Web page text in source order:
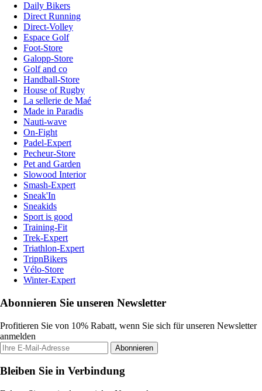
Daily Bikers
Direct Running
Direct-Volley
Espace Golf
Foot-Store
Galopp-Store
Golf and co
Handball-Store
House of Rugby
La sellerie de Maé
Made in Paradis
Nauti-wave
On-Fight
Padel-Expert
Pecheur-Store
Pet and Garden
Slowood Interior
Smash-Expert
Sneak'In
Sneakids
Sport is good
Training-Fit
Trek-Expert
Triathlon-Expert
TripnBikers
Vélo-Store
Winter-Expert
Abonnieren Sie unseren Newsletter
Profitieren Sie von 10% Rabatt, wenn Sie sich für unseren Newsletter
anmelden
Abonnieren
Bleiben Sie in Verbindung